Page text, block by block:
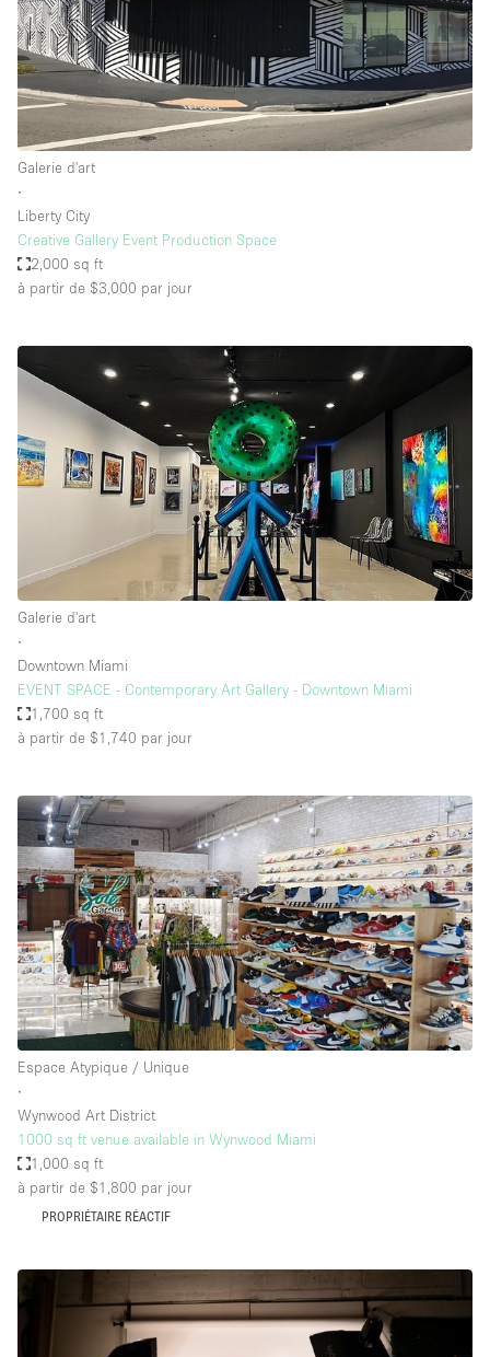
Galerie d'art
∙
Liberty City
Creative Gallery Event Production Space
2,000 sq ft
à partir de $3,000 par jour
Galerie d'art
∙
Downtown Miami
EVENT SPACE - Contemporary Art Gallery - Downtown Miami
1,700 sq ft
à partir de $1,740 par jour
Espace Atypique / Unique
∙
Wynwood Art District
1000 sq ft venue available in Wynwood Miami
1,000 sq ft
à partir de $1,800 par jour
PROPRIÉTAIRE RÉACTIF